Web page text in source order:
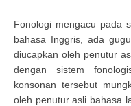
Fonologi mengacu pada
bahasa Inggris, ada
diucapkan oleh penutur
dengan sistem
konsonan tersebut
oleh penutur asli bahasa